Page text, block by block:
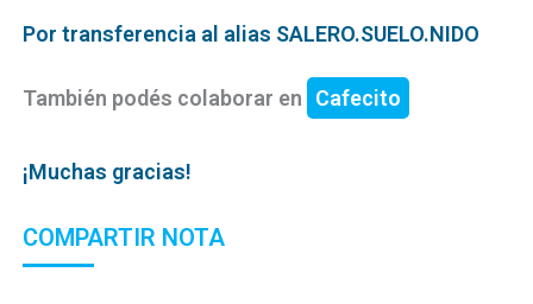
Por transferencia al alias SALERO.SUELO.NIDO
También podés colaborar en Cafecito
¡Muchas gracias!
COMPARTIR NOTA